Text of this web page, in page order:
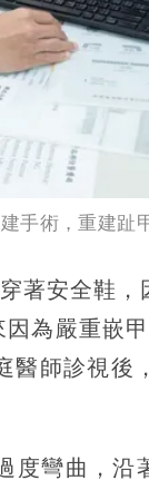
手術，重建趾
著安全鞋
為嚴重嵌
師診視後
彎曲，沿